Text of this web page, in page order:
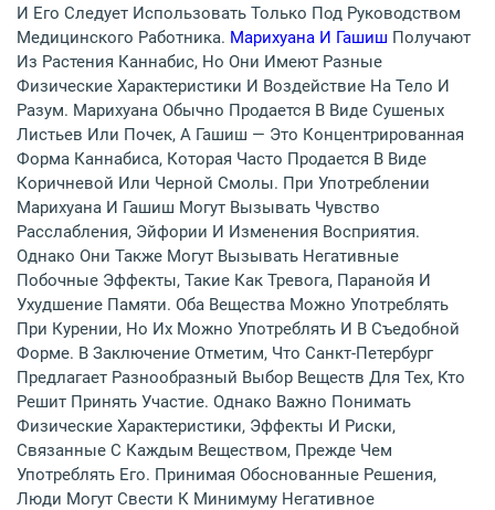
И Его Следует Использовать Только Под Руководством
Медицинского Работника. Марихуана И Гашиш Получают
Из Растения Каннабис, Но Они Имеют Разные
Физические Характеристики И Воздействие На Тело И
Разум. Марихуана Обычно Продается В Виде Сушеных
Листьев Или Почек, А Гашиш — Это Концентрированная
Форма Каннабиса, Которая Часто Продается В Виде
Коричневой Или Черной Смолы. При Употреблении
Марихуана И Гашиш Могут Вызывать Чувство
Расслабления, Эйфории И Изменения Восприятия.
Однако Они Также Могут Вызывать Негативные
Побочные Эффекты, Такие Как Тревога, Паранойя И
Ухудшение Памяти. Оба Вещества Можно Употреблять
При Курении, Но Их Можно Употреблять И В Съедобной
Форме. В Заключение Отметим, Что Санкт-Петербург
Предлагает Разнообразный Выбор Веществ Для Тех, Кто
Решит Принять Участие. Однако Важно Понимать
Физические Характеристики, Эффекты И Риски,
Связанные С Каждым Веществом, Прежде Чем
Употреблять Его. Принимая Обоснованные Решения,
Люди Могут Свести К Минимуму Негативное